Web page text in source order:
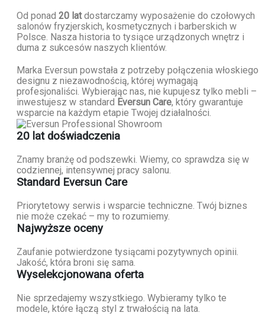
Od ponad 20 latdostarczamy wyposażenie do czołowych
salonów fryzjerskich, kosmetycznych i barberskich w
Polsce. Nasza historia to tysiące urządzonych wnętrz i
duma z sukcesów naszych klientów.
Marka Eversun powstała z potrzeby połączenia włoskiego
designu z niezawodnością, której wymagają
profesjonaliści. Wybierając nas, nie kupujesz tylko mebli –
inwestujesz w standard Eversun Care, który gwarantuje
wsparcie na każdym etapie Twojej działalności.
20 lat doświadczenia
Znamy branżę od podszewki. Wiemy, co sprawdza się w
codziennej, intensywnej pracy salonu.
Standard Eversun Care
Priorytetowy serwis i wsparcie techniczne. Twój biznes
nie może czekać – my to rozumiemy.
Najwyższe oceny
Zaufanie potwierdzone tysiącami pozytywnych opinii.
Jakość, która broni się sama.
Wyselekcjonowana oferta
Nie sprzedajemy wszystkiego. Wybieramy tylko te
modele, które łączą styl z trwałością na lata.